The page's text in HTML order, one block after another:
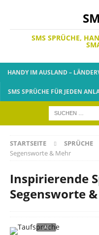
SMS SPRÜCHE,
HANDY IM AUSLAND –
SMS SPRÜCHE FÜR JEDEN
STARTSEITE SPRÜCHE
Segensworte & Mehr
Inspirierende
Segensworte